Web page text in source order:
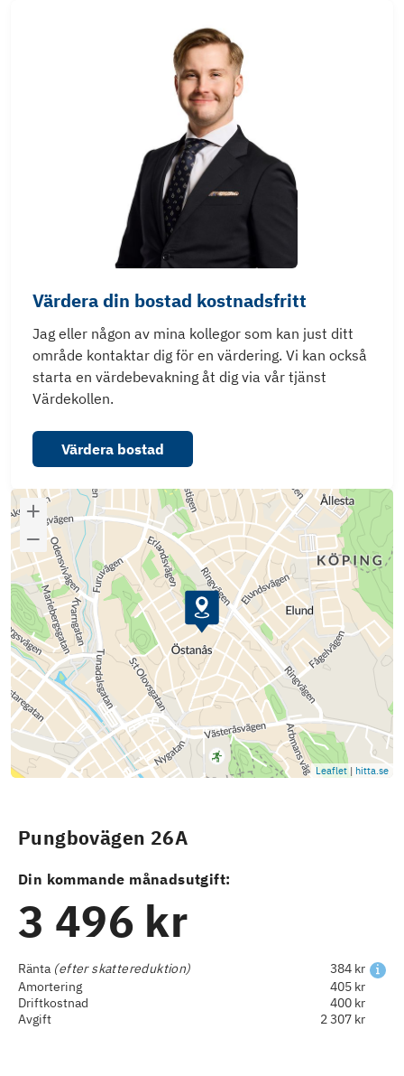
Värdera din bostad kostnadsfritt
Jag eller någon av mina kollegor som kan just ditt
område kontaktar dig för en värdering. Vi kan också
starta en värdebevakning åt dig via vår tjänst
Värdekollen.
Värdera bostad
Leaflet | hitta.se
Pungbovägen 26A
Din kommande månadsutgift:
3 496 kr
Ränta (efter skattereduktion)
384 kr
Amortering
405 kr
Driftkostnad
400 kr
Avgift
2 307 kr